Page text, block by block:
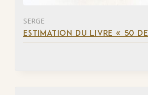
SERGE
ESTIMATION DU LIVRE « 50